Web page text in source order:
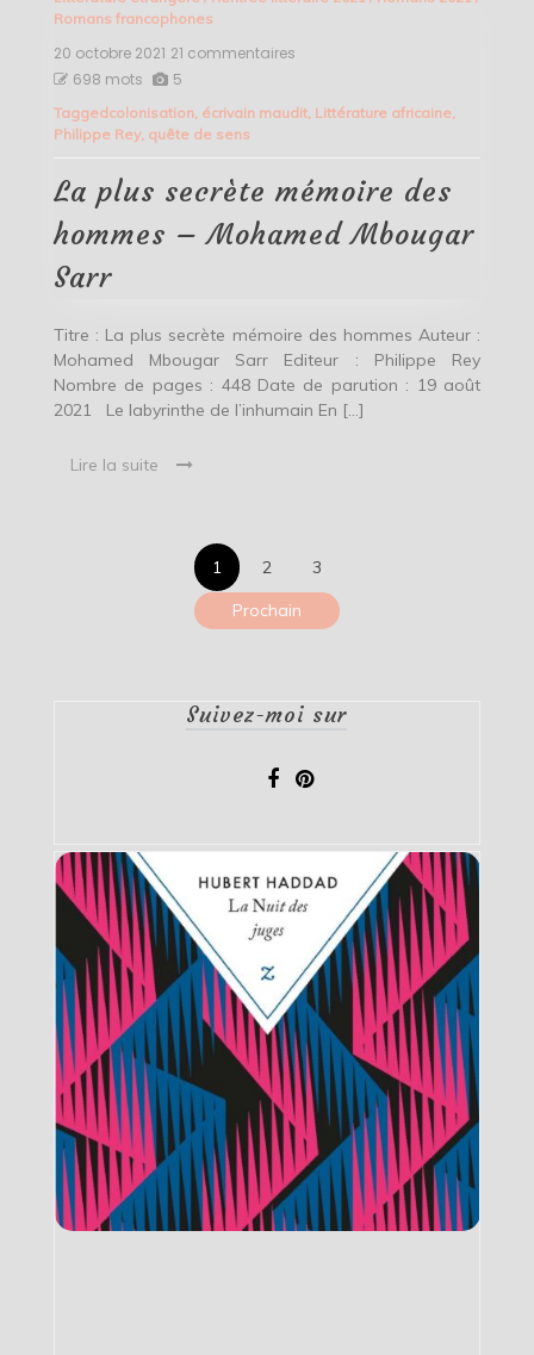
Romans francophones
20 octobre 2021 21 commentaires
secrète
hommes
–
Mohamed
Mbougar
698 mots 5
Taggedcolonisation, écrivain maudit, Littérature africaine,
Philippe Rey, quête de sens
La plus secrète mémoire des
hommes – Mohamed Mbougar
Sarr
Titre : La plus secrète mémoire des hommes Auteur :
Mohamed Mbougar Sarr Editeur : Philippe Rey
Nombre de pages : 448 Date de parution : 19 août
2021 Le labyrinthe de l’inhumain En […]
Lire la suite
Pagination
des
1 2
3
Prochain
Suivez-moi sur